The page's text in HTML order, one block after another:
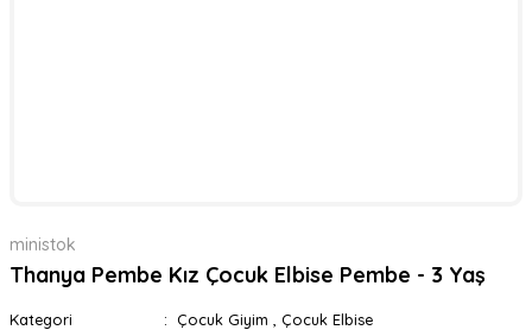
ministok
Thanya Pembe Kız Çocuk Elbise Pembe - 3 Yaş
Kategori Çocuk Giyim
Çocuk Elbise